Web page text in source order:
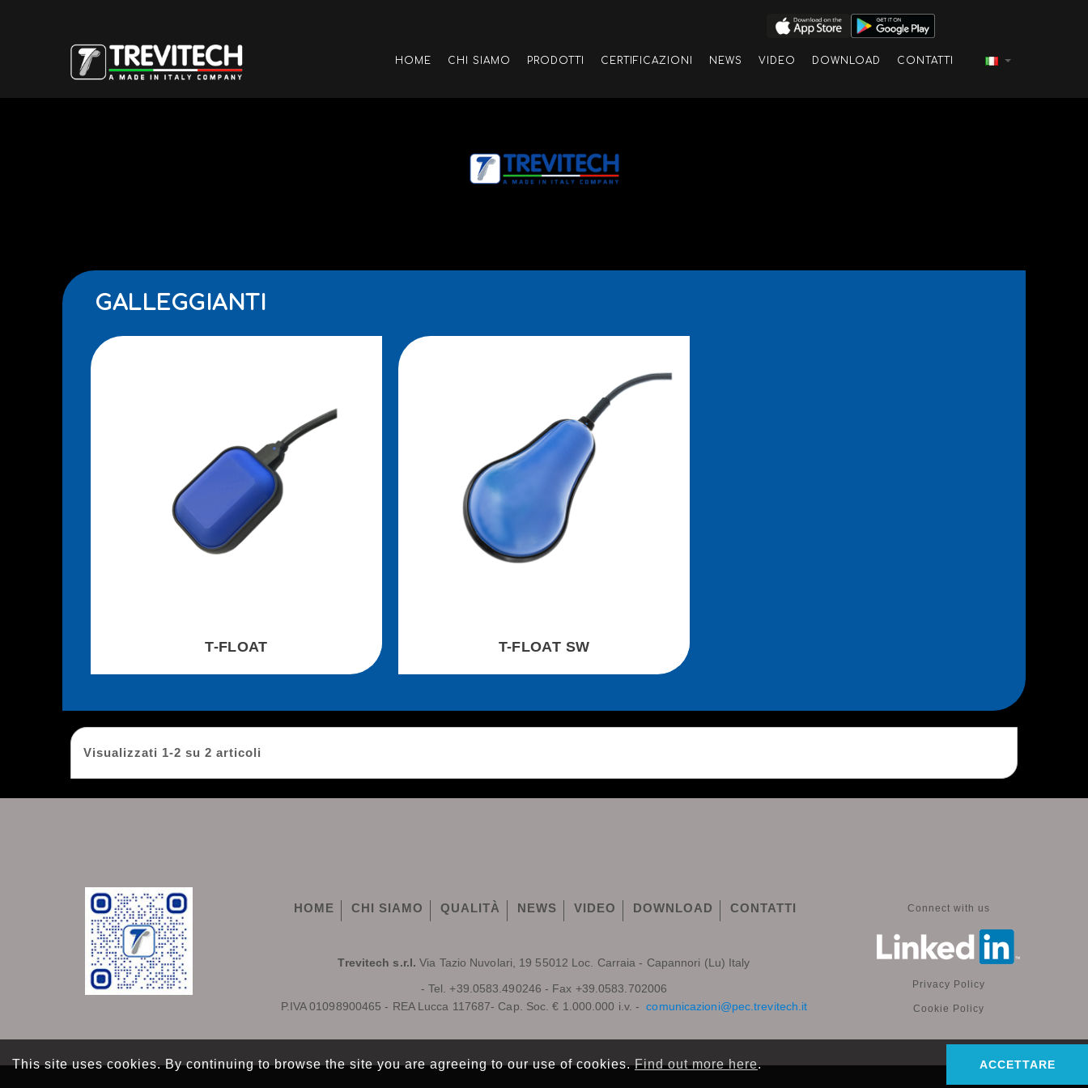
HOME CHI SIAMO PRODOTTI CERTIFICAZIONI NEWS VIDEO DOWNLOAD CONTATTI
GALLEGGIANTI
T-FLOAT T-FLOAT SW
Visualizzati 1-2 su 2 articoli
HOME CHI SIAMO QUALITÀ NEWS VIDEO DOWNLOAD CONTATTI
Trevitech s.r.l. Via Tazio Nuvolari, 19 55012 Loc. Carraia - Capannori (Lu) Italy
- Tel. +39.0583.490246 - Fax +39.0583.702006
P.IVA 01098900465 - REA Lucca 117687- Cap. Soc. € 1.000.000 i.v. -comunicazioni@pec.trevitech.it
Connect with us
Privacy Policy
Cookie Policy
This site uses cookies. By continuing to browse the site you are agreeing to our use of cookies.Find out more here. ACCETTARE